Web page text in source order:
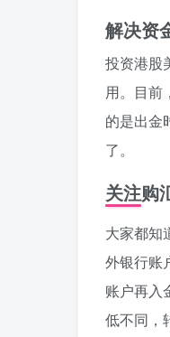
解决资
投资港股
用。目前
的是出金
了。
关注购
大家都知
外银行账
账户再入
低不同，